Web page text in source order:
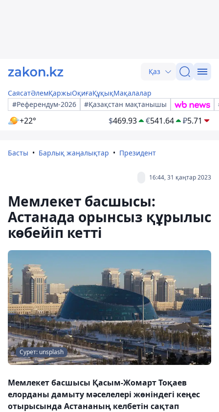
Қаз
СаясатӘлемҚаржыОқиғаҚұқықМақалалар
#Референдум-2026
#Қазақстан мақтанышы
+22° $469.93 €541.64 ₽5.71
Басты Барлық жаңалықтар Президент
16:44, 31 қаңтар 2023
Мемлекет басшысы:
Астанада орынсыз құрылыс
көбейіп кетті
Сурет: unsplash
Мемлекет басшысы Қасым-Жомарт Тоқаев
елорданы дамыту мәселелері жөніндегі кеңес
отырысында Астананың келбетін сақтап